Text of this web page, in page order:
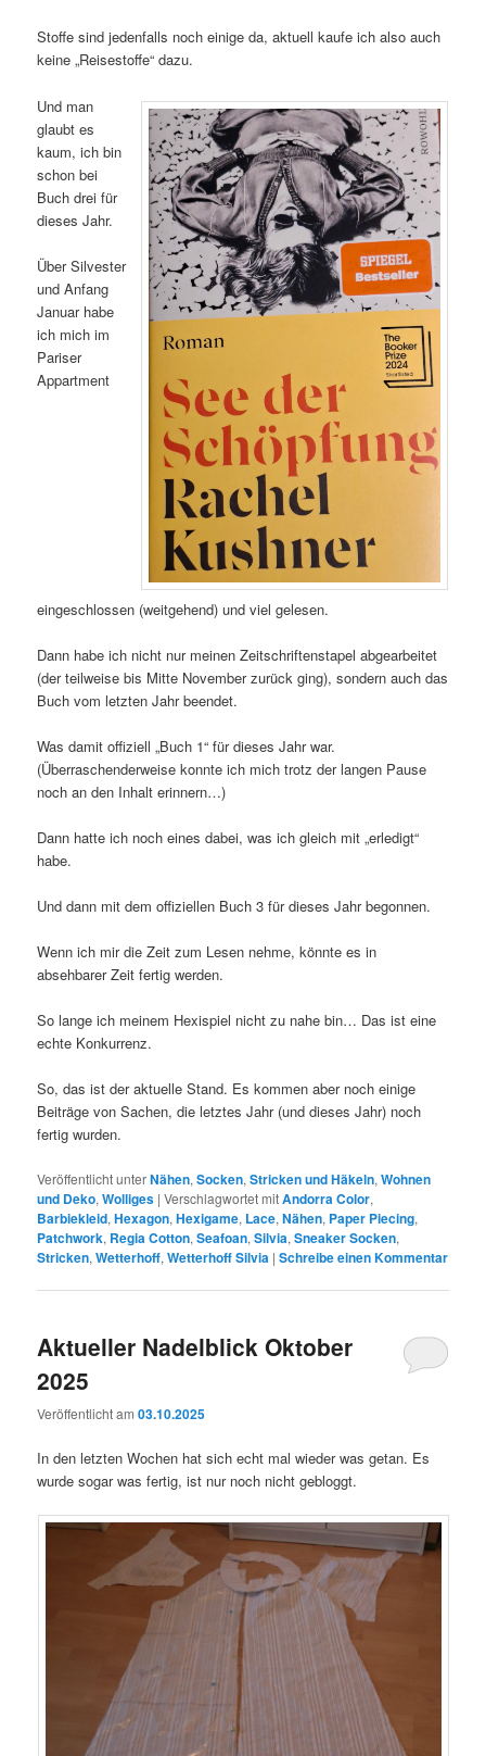
Stoffe sind jedenfalls noch einige da, aktuell kaufe ich also auch
keine „Reisestoffe“ dazu.
Und man
glaubt es
kaum, ich bin
schon bei
Buch drei für
dieses Jahr.
Über Silvester
und Anfang
Januar habe
ich mich im
Pariser
Appartment
eingeschlossen (weitgehend) und viel gelesen.
Dann habe ich nicht nur meinen Zeitschriftenstapel abgearbeitet
(der teilweise bis Mitte November zurück ging), sondern auch das
Buch vom letzten Jahr beendet.
Was damit offiziell „Buch 1“ für dieses Jahr war.
(Überraschenderweise konnte ich mich trotz der langen Pause
noch an den Inhalt erinnern…)
Dann hatte ich noch eines dabei, was ich gleich mit „erledigt“
habe.
Und dann mit dem offiziellen Buch 3 für dieses Jahr begonnen.
Wenn ich mir die Zeit zum Lesen nehme, könnte es in
absehbarer Zeit fertig werden.
So lange ich meinem Hexispiel nicht zu nahe bin… Das ist eine
echte Konkurrenz.
So, das ist der aktuelle Stand. Es kommen aber noch einige
Beiträge von Sachen, die letztes Jahr (und dieses Jahr) noch
fertig wurden.
Veröffentlicht unterNähen,Socken,Stricken und Häkeln,Wohnen
und Deko,Wolliges |Verschlagwortet mitAndorra Color,
Barbiekleid,Hexagon,Hexigame, Lace,Nähen, Paper Piecing,
Patchwork, Regia Cotton,Seafoan,Silvia,Sneaker Socken,
Stricken,Wetterhoff,Wetterhoff Silvia |Schreibe einen Kommentar
Aktueller Nadelblick Oktober
2025
Veröffentlicht am03.10.2025
In den letzten Wochen hat sich echt mal wieder was getan. Es
wurde sogar was fertig, ist nur noch nicht gebloggt.